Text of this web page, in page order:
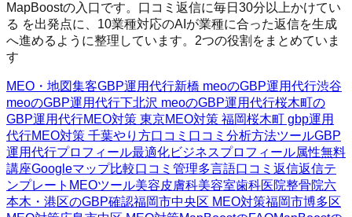
MapBoostの入口です。口コミ返信に毎日30分以上かけてい
る を出発点に、10業種対応のAIが業種に合った返信を生成
へ進めるように整理しています。2つの役割をまとめていま
す
MEO・地図集客GBP運用代行新橋 meoのGBP運用代行渋谷
meoのGBP運用代行下北沢 meoのGBP運用代行桜木町の
GBP運用代行MEO対策 東京MEO対策 福岡桜木町 gbp運用
代行MEO対策 千葉やり方口コミ 口コミ分析方法ツールGBP
運用代行プロフィール最適化ビジネスプロフィール属性無料
講座Googleマップ比較口コミ管理多言語口コミ返信返信テ
ンプレート MEOツール美容皮膚科美容室歯科医院整骨院六
本木・港区のGBP確認福岡市中央区 MEO対策福岡市博多区